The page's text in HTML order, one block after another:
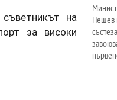
на
за високи
Пешев